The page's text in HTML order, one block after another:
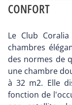
CONFORT
Le Club
chambres
des normes de
une chambre
à 32 m2. Elle
fonction de